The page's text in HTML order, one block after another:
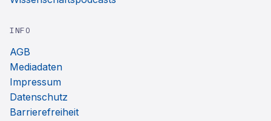
INFO
AGB
Mediadaten
Impressum
Datenschutz
Barrierefreiheit